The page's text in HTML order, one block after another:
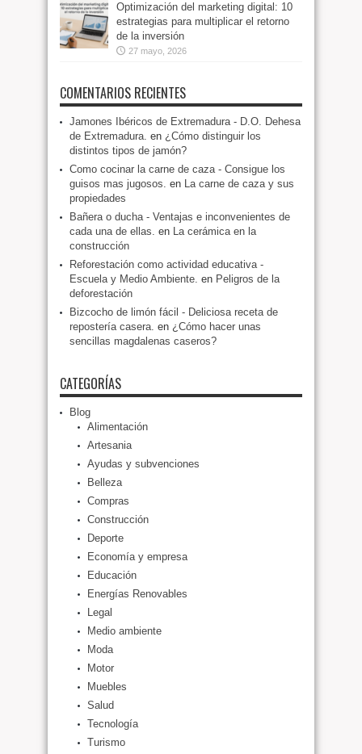
Optimización del marketing digital: 10
estrategias para multiplicar el retorno
de la inversión
27 mayo, 2026
COMENTARIOS RECIENTES
Jamones Ibéricos de Extremadura - D.O. Dehesa
de Extremadura. en ¿Cómo distinguir los
distintos tipos de jamón?
Como cocinar la carne de caza - Consigue los
guisos mas jugosos. en La carne de caza y sus
propiedades
Bañera o ducha - Ventajas e inconvenientes de
cada una de ellas. en La cerámica en la
construcción
Reforestación como actividad educativa -
Escuela y Medio Ambiente. en Peligros de la
deforestación
Bizcocho de limón fácil - Deliciosa receta de
repostería casera. en ¿Cómo hacer unas
sencillas magdalenas caseros?
CATEGORÍAS
Blog
Alimentación
Artesania
Ayudas y subvenciones
Belleza
Compras
Construcción
Deporte
Economía y empresa
Educación
Energías Renovables
Legal
Medio ambiente
Moda
Motor
Muebles
Salud
Tecnología
Turismo